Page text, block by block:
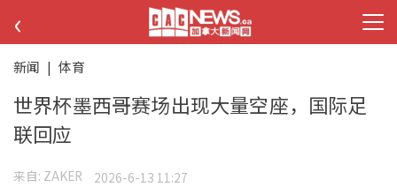
‹
新闻 | 体育
世界杯墨西哥赛场出现大量空座，国际足
联回应
来自: ZAKER 2026-6-13 11:27